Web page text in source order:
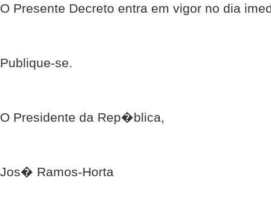
O Presente Decreto entra em vigor no dia
Publique-se.
O Presidente da Rep�blica,
Jos� Ramos-Horta